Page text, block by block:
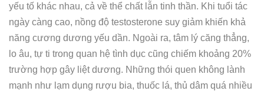
yếu tố khác nhau, cả về thể chất lẫn tinh thần. Khi tuổi tác
ngày càng cao, nồng độ testosterone suy giảm khiến khả
năng cương dương yếu dần. Ngoài ra, tâm lý căng thẳng,
lo âu, tự ti trong quan hệ tình dục cũng chiếm khoảng 20%
trường hợp gây liệt dương. Những thói quen không lành
mạnh như lạm dụng rượu bia, thuốc lá, thủ dâm quá nhiều